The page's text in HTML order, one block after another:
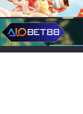
Game đổi thẻ trên
cuốn
Chơi game CF
Legends